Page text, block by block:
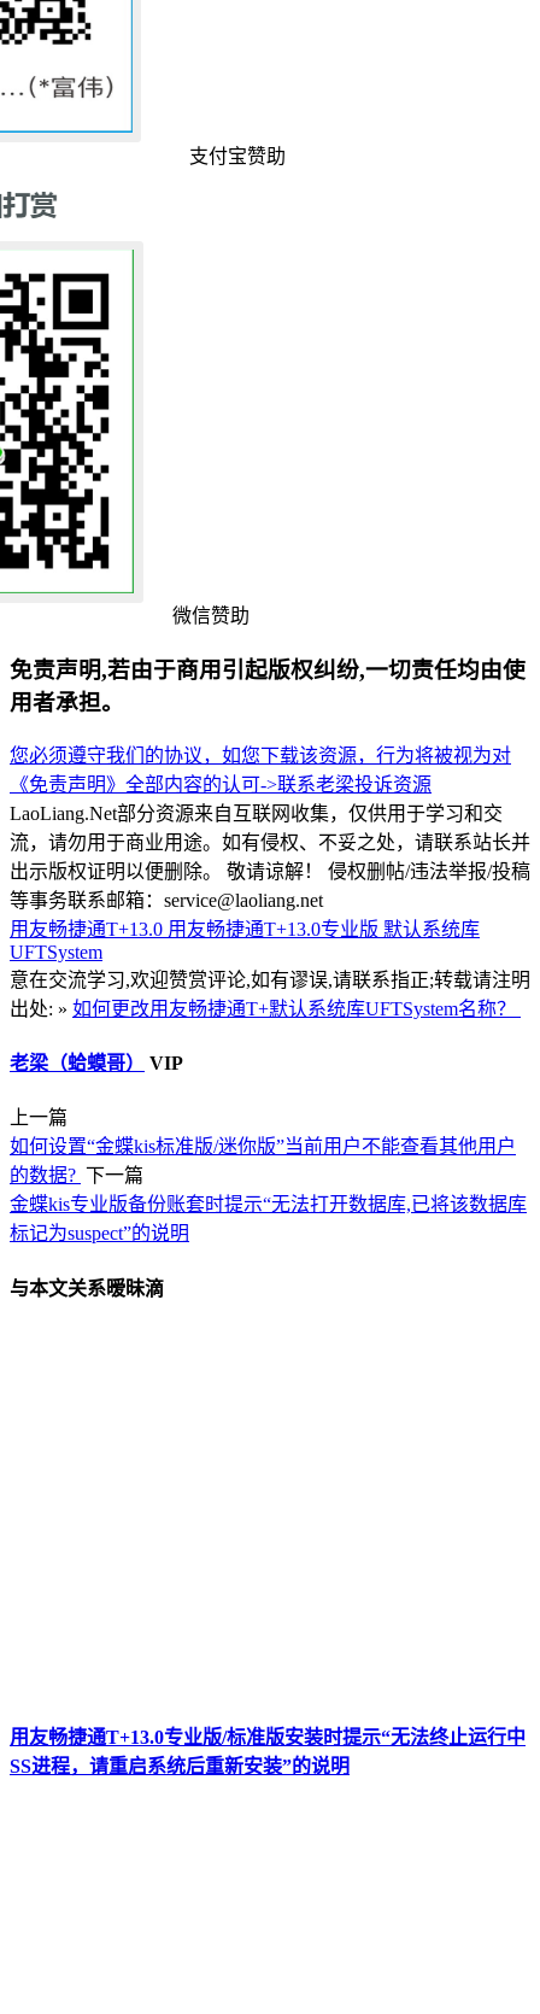
支付宝赞助
微信赞助
免责声明,若由于商用引起版权纠纷,一切责任均由使
用者承担。
您必须遵守我们的协议，如您下载该资源，行为将被视为对
《免责声明》全部内容的认可->联系老梁投诉资源
LaoLiang.Net部分资源来自互联网收集，仅供用于学习和交
流，请勿用于商业用途。如有侵权、不妥之处，请联系站长并
出示版权证明以便删除。 敬请谅解！ 侵权删帖/违法举报/投稿
等事务联系邮箱：service@laoliang.net
用友畅捷通T+13.0 用友畅捷通T+13.0专业版 默认系统库
UFTSystem
意在交流学习,欢迎赞赏评论,如有谬误,请联系指正;转载请注明
出处: » 如何更改用友畅捷通T+默认系统库UFTSystem名称？
老梁（蛤蟆哥） VIP
上一篇
如何设置“金蝶kis标准版/迷你版”当前用户不能查看其他用户
的数据? 下一篇
金蝶kis专业版备份账套时提示“无法打开数据库,已将该数据库
标记为suspect”的说明
与本文关系暧昧滴
用友畅捷通T+13.0专业版/标准版安装时提示“无法终止运行中
SS进程，请重启系统后重新安装”的说明